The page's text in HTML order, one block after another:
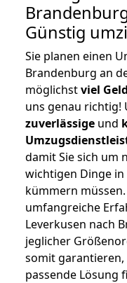
Günstig
Sie planen einen
Brandenburg an
möglichstviel
uns genau richtig!
zuverlässige und
damit Sie sich um
wichtigen Dinge
kümmern
umfangreiche
Leverkusen nach
jeglicher
somit garantieren,
passende Lösung